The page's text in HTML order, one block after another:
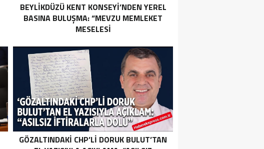
BEYLİKDÜZÜ KENT KONSEYİ’NDEN YEREL
BASINA BULUŞMA: “MEVZU MEMLEKET
MESELESİ
GÖZALTINDAKI CHP’LI DORUK BULUT’TAN